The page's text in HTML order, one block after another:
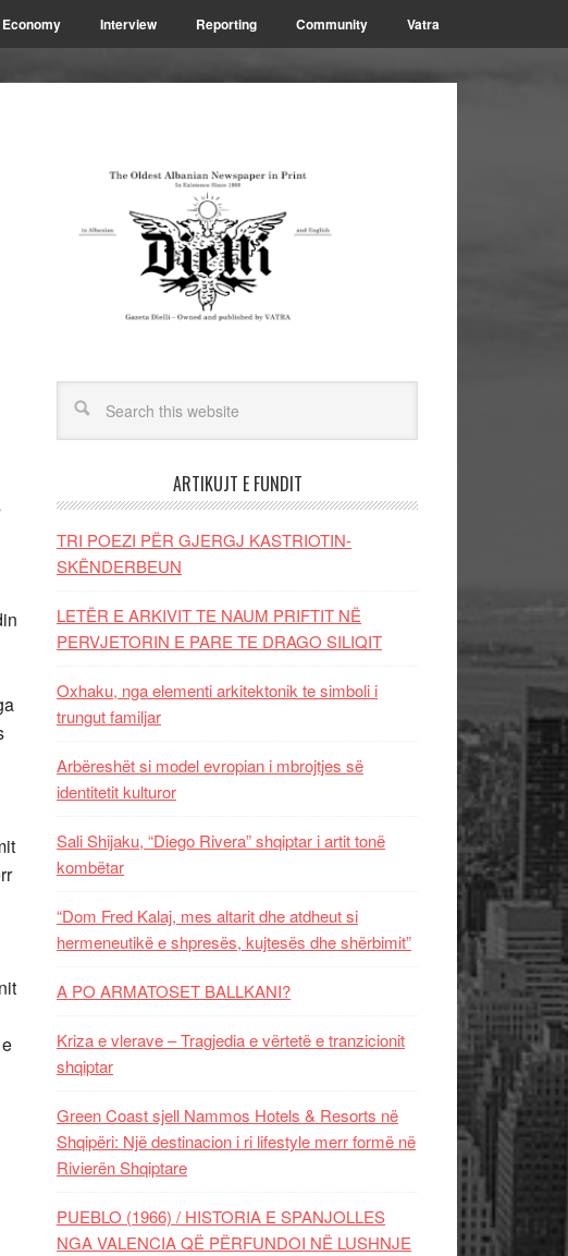
Economy Interview Reporting Community Vatra
ARTIKUJT E FUNDIT
TRI POEZI PËR GJERGJ KASTRIOTIN-
SKËNDERBEUN
LETËR E ARKIVIT TE NAUM PRIFTIT NË
PERVJETORIN E PARE TE DRAGO SILIQIT
Oxhaku, nga elementi arkitektonik te simboli i
trungut familjar
Arbëreshët si model evropian i mbrojtjes së
identitetit kulturor
Sali Shijaku, “Diego Rivera” shqiptar i artit tonë
kombëtar
“Dom Fred Kalaj, mes altarit dhe atdheut si
hermeneutikë e shpresës, kujtesës dhe shërbimit”
A PO ARMATOSET BALLKANI?
Kriza e vlerave – Tragjedia e vërtetë e tranzicionit
shqiptar
Green Coast sjell Nammos Hotels & Resorts në
Shqipëri: Një destinacion i ri lifestyle merr formë në
Rivierën Shqiptare
PUEBLO (1966) / HISTORIA E SPANJOLLES
NGA VALENCIA QË PËRFUNDOI NË LUSHNJE